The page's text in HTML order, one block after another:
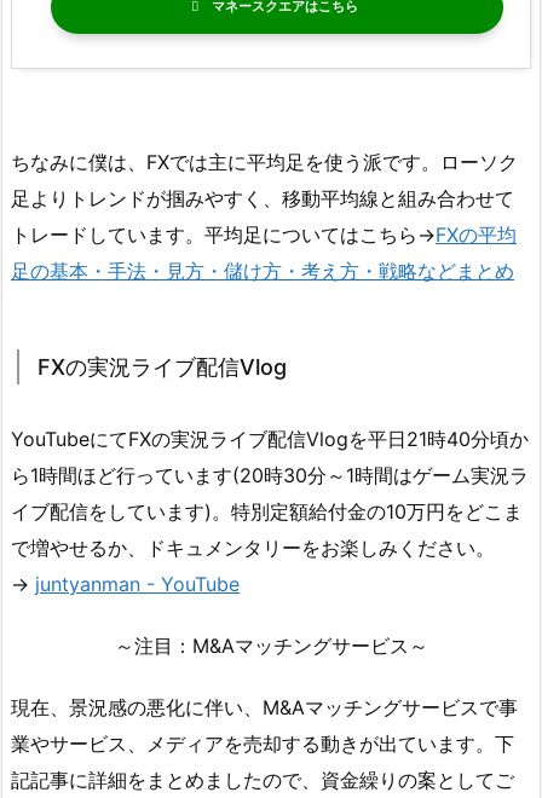
マネースクエア
ちなみに僕は、FXでは主に平均足を使う派です。ローソク
足よりトレンドが掴みやすく、移動平均線と組み合わせて
トレードしています。平均足についてはこちら→FXの平均
足の基本・手法・見方・儲け方・考え方・戦略などまとめ
FXの実況ライブ配信Vlog
YouTubeにてFXの実況ライブ配信Vlogを平日21時40分頃か
ら1時間ほど行っています(20時30分～1時間はゲーム実況ラ
イブ配信をしています)。特別定額給付金の10万円をどこま
で増やせるか、ドキュメンタリーをお楽しみください。
→ juntyanman - YouTube
～注目：M&Aマッチングサービス～
現在、景況感の悪化に伴い、M&Aマッチングサービスで事
業やサービス、メディアを売却する動きが出ています。下
記記事に詳細をまとめましたので、資金繰りの案としてご